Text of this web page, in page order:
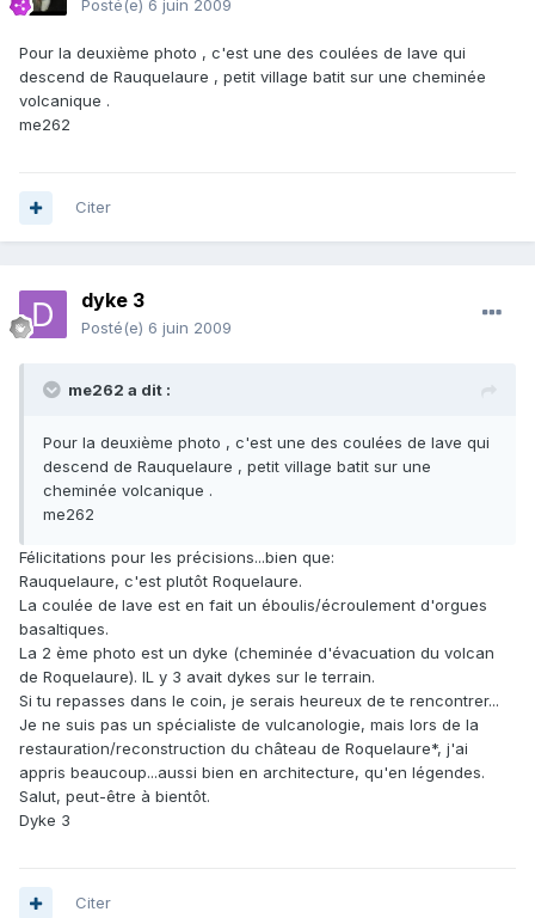
Posté(e) 6 juin 2009
Pour la deuxième photo , c'est une des coulées de lave qui
descend de Rauquelaure , petit village batit sur une cheminée
volcanique .
me262
Citer
dyke 3
Posté(e) 6 juin 2009
me262 a dit :
Pour la deuxième photo , c'est une des coulées de lave qui
descend de Rauquelaure , petit village batit sur une
cheminée volcanique .
me262
Félicitations pour les précisions...bien que:
Rauquelaure, c'est plutôt Roquelaure.
La coulée de lave est en fait un éboulis/écroulement d'orgues
basaltiques.
La 2 ème photo est un dyke (cheminée d'évacuation du volcan
de Roquelaure). IL y 3 avait dykes sur le terrain.
Si tu repasses dans le coin, je serais heureux de te rencontrer...
Je ne suis pas un spécialiste de vulcanologie, mais lors de la
restauration/reconstruction du château de Roquelaure*, j'ai
appris beaucoup...aussi bien en architecture, qu'en légendes.
Salut, peut-être à bientôt.
Dyke 3
Citer